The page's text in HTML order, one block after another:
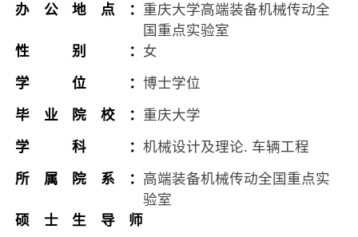
办公地点： 重庆大学高端装备机械传动全
国重点实验室
性别： 女
学位：博士学位
毕业院校： 重庆大学
学科：机械设计及理论. 车辆工程
所属院系： 高端装备机械传动全国重点实
验室
硕士生导师